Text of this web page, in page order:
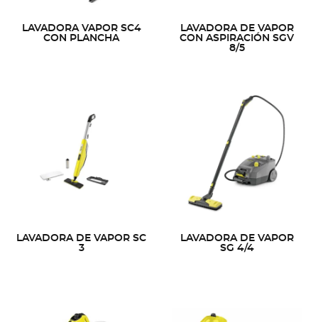
LAVADORA VAPOR SC4
CON PLANCHA
LAVADORA DE VAPOR
CON ASPIRACIÓN SGV
8/5
LAVADORA DE VAPOR SC
3
LAVADORA DE VAPOR
SG 4/4